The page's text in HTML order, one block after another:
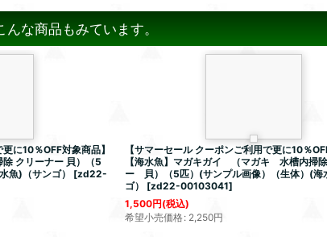
な商品もみています。
に10％OFF対象商品】
除 クリーナー 貝）（5
魚)（サンゴ）
[zd22-
【サマーセール クーポンご利用で更に10％
【海水魚】マガキガイ （マガキ 水槽内掃
ー 貝）（5匹）(サンプル画像）（生体）(海
ゴ）
[zd22-00103041]
1,500円(税込)
希望小売価格: 2,250円